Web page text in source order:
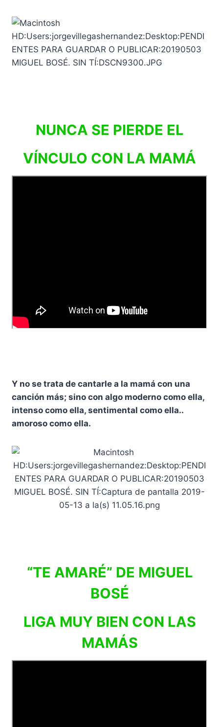
NUNCA SE PIERDE EL
VÍNCULO CON LA MAMÁ
Y no se trata de cantarle a la mamá con una
canción más; sino con algo moderno como ella,
intenso como ella, sentimental como ella..
amoroso como ella.
“TE AMARÉ” DE MIGUEL
BOSÉ
LIGA MUY BIEN CON LAS
MAMÁS